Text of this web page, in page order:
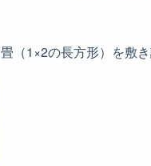
（1×2の長方形）を敷